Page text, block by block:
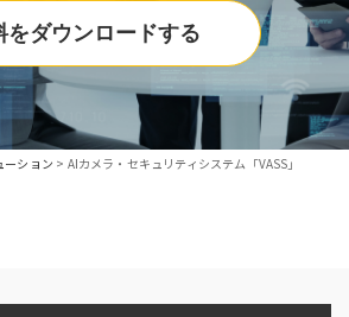
ーション > AIカメラ・セキュリティシステム「VASS」
をダウンロードする